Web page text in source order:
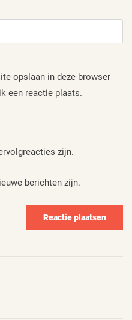
opslaan in deze browser
een reactie plaats.
zijn.
berichten zijn.